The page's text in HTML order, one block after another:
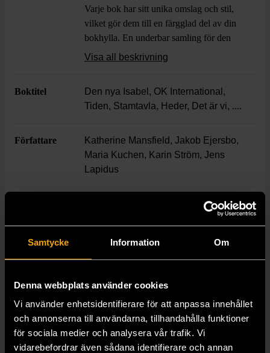
Samtycke Information Om
Denna webbplats använder cookies
Vi använder enhetsidentifierare för att anpassa innehållet
och annonserna till användarna, tillhandahålla funktioner
för sociala medier och analysera vår trafik. Vi
vidarebefordrar även sådana identifierare och annan
Varje bok har sitt unika omslag och stil,
vilket gör dem till en färgglad del av din
bokhylla. En underbar samling för den
som vill utforska olika berättelser och
Visa all beskrivning
Boktitel
Den nya Isabel, OK International,
Tiden, Stamtavla, Heder, Det är vi, ....
Författare
Katherine Mansfield, Jakob Ejersbo,
Maria Kuchen, Karin Ström, Jens
Lapidus
Skick Mycket gott skick
Produkten är sparsamt använd, är av fin
förslitningar.
Läs mer om hur vi bedömer